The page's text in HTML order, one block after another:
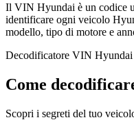
Il VIN Hyundai è un codice
identificare ogni veicolo
modello, tipo di motore e
Decodificatore VIN Hyundai
Come
Scopri i segreti del tuo